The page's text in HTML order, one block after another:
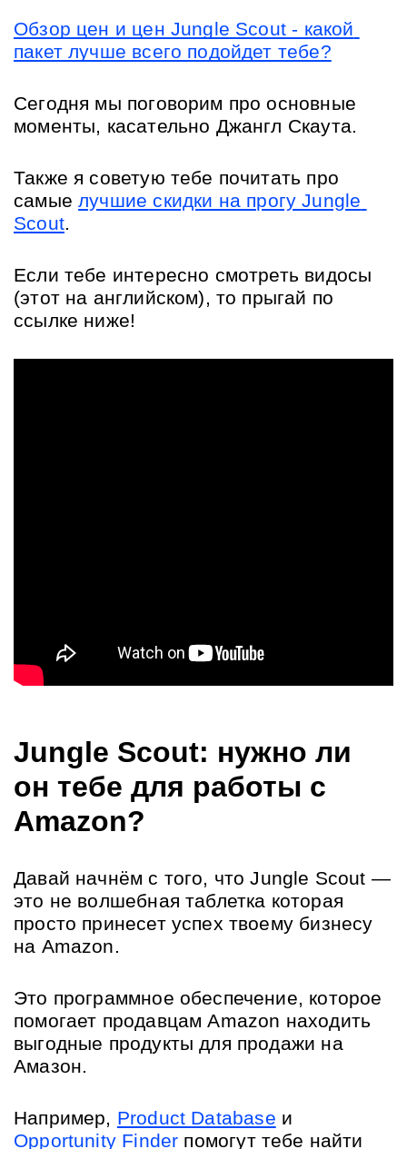
Обзор цен и цен Jungle Scout - какой
пакет лучше всего подойдет тебе?
Сегодня мы поговорим про основные
моменты, касательно Джангл Скаута.
Также я советую тебе почитать про
самые лучшие скидки на прогу Jungle
Scout.
Если тебе интересно смотреть видосы
(этот на английском), то прыгай по
ссылке ниже!
Jungle Scout: нужно ли
он тебе для работы с
Amazon?
Давай начнём с того, что Jungle Scout —
это не волшебная таблетка которая
просто принесет успех твоему бизнесу
на Amazon.
Это программное обеспечение, которое
помогает продавцам Amazon находить
выгодные продукты для продажи на
Амазон.
Например, Product Database
Opportunity Finder помогут тебе найти